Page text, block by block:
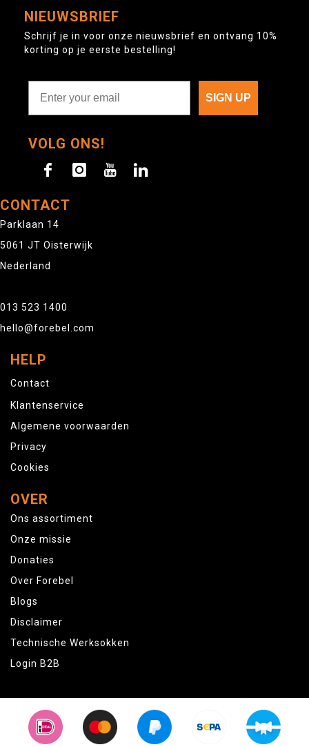
NIEUWSBRIEF
Schrijf je in voor onze nieuwsbrief en ontvang 10%
korting op je eerste bestelling!
SIGN UP
VOLG ONS!
CONTACT
Parklaan 14
5061 JT Oisterwijk
Nederland
013 523 1400
hello@forebel.com
HELP
Contact
Klantenservice
Algemene voorwaarden
Privacy
Cookies
OVER
Ons assortiment
Onze missie
Donaties
Over Forebel
Blogs
Disclaimer
Technische Werksokken
Login B2B